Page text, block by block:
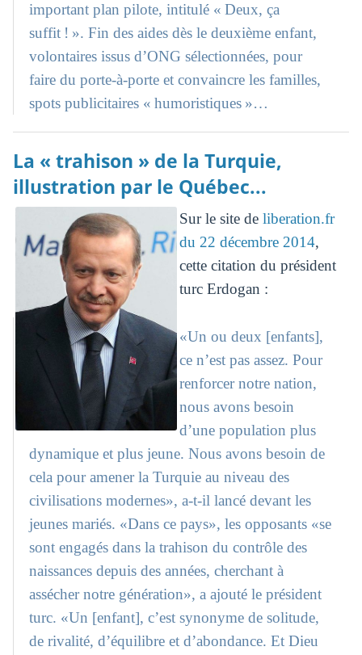
important plan pilote, intitulé « Deux, ça
suffit ! ». Fin des aides dès le deuxième enfant,
volontaires issus d’ONG sélectionnées, pour
faire du porte-à-porte et convaincre les familles,
spots publicitaires « humoristiques »…
La « trahison » de la Turquie,
illustration par le Québec...
Sur le site de liberation.fr
du 22 décembre 2014,
cette citation du président
turc Erdogan :
«Un ou deux [enfants],
ce n’est pas assez. Pour
renforcer notre nation,
nous avons besoin
d’une population plus
dynamique et plus jeune. Nous avons besoin de
cela pour amener la Turquie au niveau des
civilisations modernes», a-t-il lancé devant les
jeunes mariés. «Dans ce pays», les opposants «se
sont engagés dans la trahison du contrôle des
naissances depuis des années, cherchant à
assécher notre génération», a ajouté le président
turc. «Un [enfant], c’est synonyme de solitude,
de rivalité, d’équilibre et d’abondance. Et Dieu